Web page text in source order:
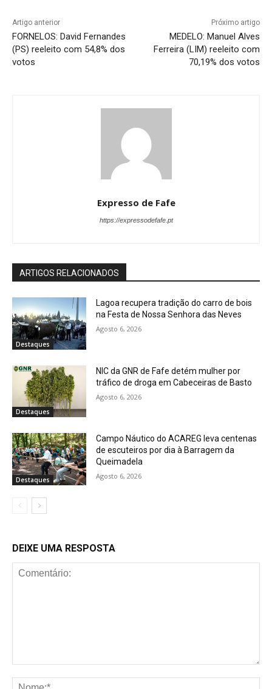
Artigo anterior
FORNELOS: David Fernandes
(PS) reeleito com 54,8% dos
votos
Próximo artigo
MEDELO: Manuel Alves
Ferreira (LIM) reeleito com
70,19% dos votos
Expresso de Fafe
https://expressodefafe.pt
ARTIGOS RELACIONADOS
Destaques
Lagoa recupera tradição do carro de bois
na Festa de Nossa Senhora das Neves
Agosto 6, 2026
Destaques
NIC da GNR de Fafe detém mulher por
tráfico de droga em Cabeceiras de Basto
Agosto 6, 2026
Destaques
Campo Náutico do ACAREG leva centenas
de escuteiros por dia à Barragem da
Queimadela
Agosto 6, 2026
DEIXE UMA RESPOSTA